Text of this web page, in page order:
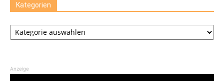
Kategorien
Kategorien
Anzeige